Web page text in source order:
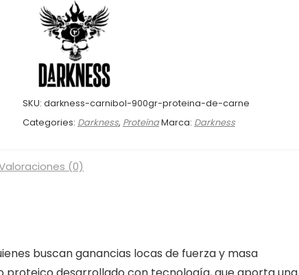
SKU: darkness-carnibol-900gr-proteina-de-carne
Categories: Darkness, ProteínaMarca: Darkness
(0)
buscan ganancias locas de fuerza y masa